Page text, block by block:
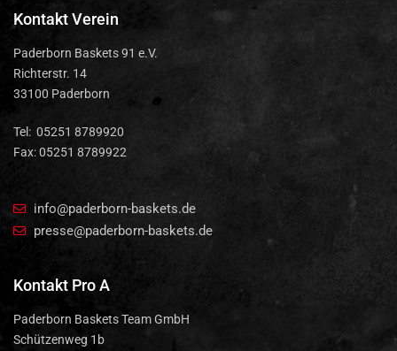
Kontakt Verein
Paderborn Baskets 91 e.V.
Richterstr. 14
33100 Paderborn
Tel: 05251 8789920
Fax: 05251 8789922
info@paderborn-baskets.de
presse@paderborn-baskets.de
Kontakt Pro A
Paderborn Baskets Team GmbH
Schützenweg 1b